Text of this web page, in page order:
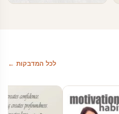
לכל המדבקות ←